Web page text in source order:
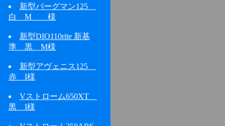
新型バーグマン125
白 M 様
新型DIO110rite 新基
準 黒 M様
新型アヴェニス125
赤 I様
Vストローム650XT
黒 I様